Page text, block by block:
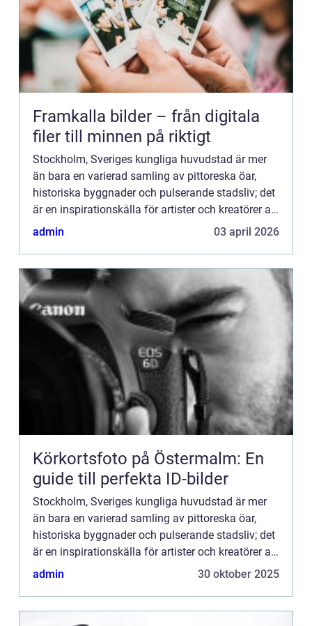
Framkalla bilder – från digitala
filer till minnen på riktigt
Stockholm, Sveriges kungliga huvudstad är mer
än bara en varierad samling av pittoreska öar,
historiska byggnader och pulserande stadsliv; det
är en inspirationskälla för artister och kreatörer av
alla slag. I synne...
admin 03 april 2026
Körkortsfoto på Östermalm: En
guide till perfekta ID-bilder
Stockholm, Sveriges kungliga huvudstad är mer
än bara en varierad samling av pittoreska öar,
historiska byggnader och pulserande stadsliv; det
är en inspirationskälla för artister och kreatörer av
alla slag. I synne...
admin 30 oktober 2025